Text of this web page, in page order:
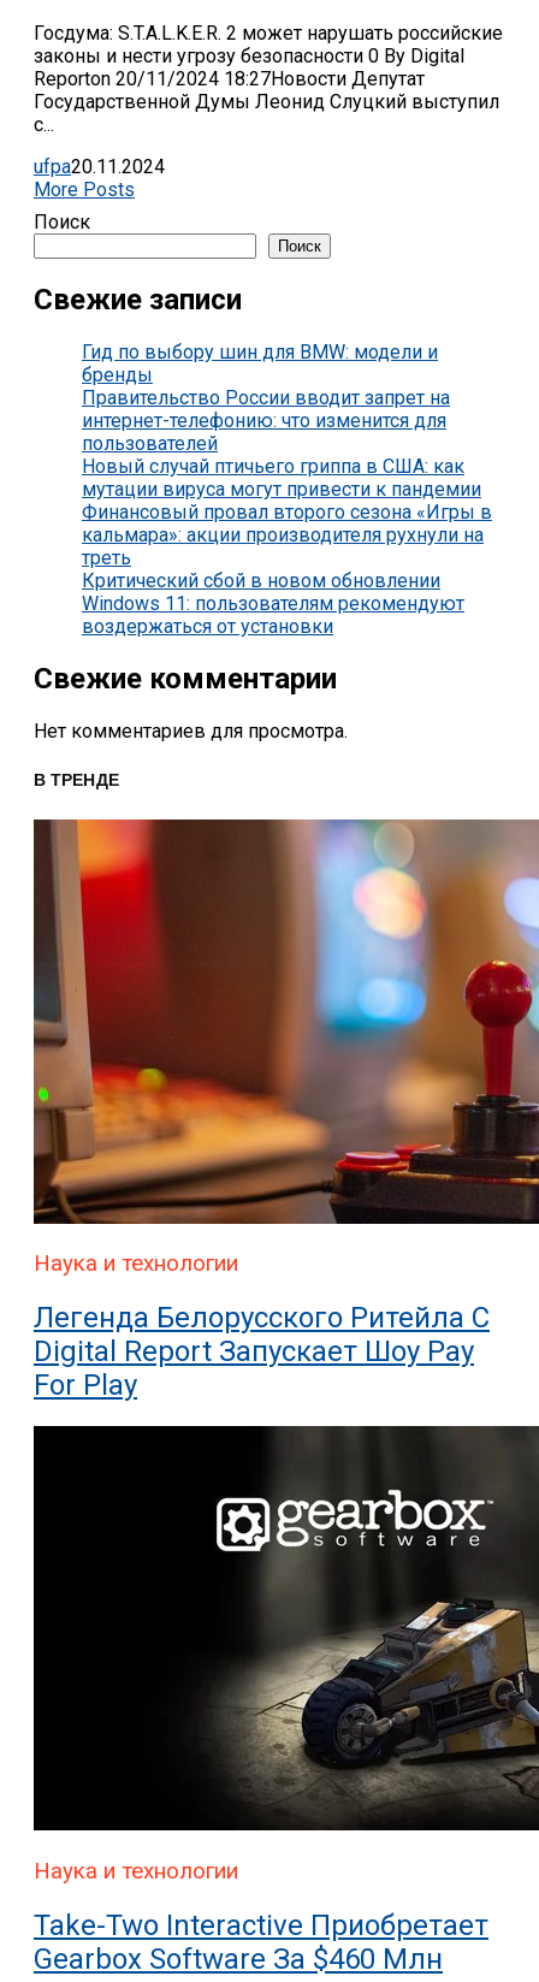
Госдума: S.T.A.L.K.E.R. 2 может нарушать российские
законы и нести угрозу безопасности 0 By Digital
Reporton 20/11/2024 18:27Новости Депутат
Государственной Думы Леонид Слуцкий выступил
с...
ufpa20.11.2024
More Posts
Поиск
Поиск
Свежие записи
Гид по выбору шин для BMW: модели и
бренды
Правительство России вводит запрет на
интернет-телефонию: что изменится для
пользователей
Новый случай птичьего гриппа в США: как
мутации вируса могут привести к пандемии
Финансовый провал второго сезона «Игры в
кальмара»: акции производителя рухнули на
треть
Критический сбой в новом обновлении
Windows 11: пользователям рекомендуют
воздержаться от установки
Свежие комментарии
Нет комментариев для просмотра.
В ТРЕНДЕ
Наука и технологии
Легенда Белорусского Ритейла C
Digital Report Запускает Шоу Pay
For Play
Наука и технологии
Take-Two Interactive Приобретает
Gearbox Software За $460 Млн